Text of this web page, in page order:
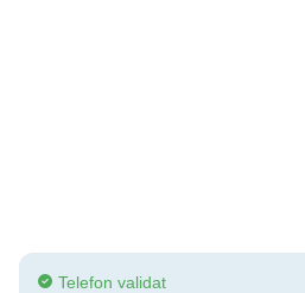
Telefon validat